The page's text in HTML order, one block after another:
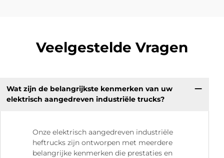
Veelgestelde Vragen
Wat zijn de belangrijkste kenmerken van uw
elektrisch aangedreven industriële trucks?
Onze elektrisch aangedreven industriële
heftrucks zijn ontworpen met meerdere
belangrijke kenmerken die prestaties en